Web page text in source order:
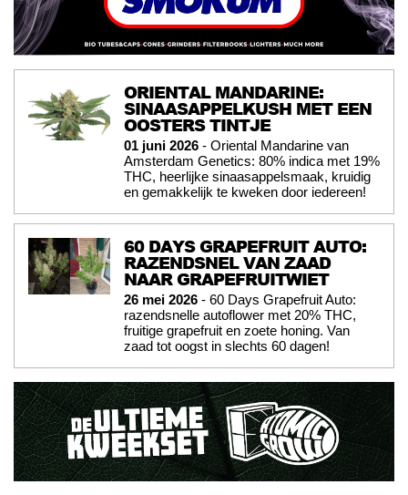
ORIENTAL MANDARINE:
SINAASAPPELKUSH MET EEN
OOSTERS TINTJE
01 juni 2026 - Oriental Mandarine van
Amsterdam Genetics: 80% indica met 19%
THC, heerlijke sinaasappelsmaak, kruidig
en gemakkelijk te kweken door iedereen!
60 DAYS GRAPEFRUIT AUTO:
RAZENDSNEL VAN ZAAD
NAAR GRAPEFRUITWIET
26 mei 2026 - 60 Days Grapefruit Auto:
razendsnelle autoflower met 20% THC,
fruitige grapefruit en zoete honing. Van
zaad tot oogst in slechts 60 dagen!